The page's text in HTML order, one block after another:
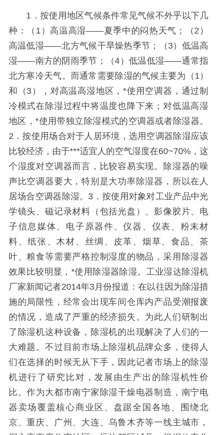
1．按使用地区气候条件常见气候不外乎以下几
种：（1）高温高湿——夏季中的闷热天气；（2）
高温低湿——北方气候干旱燥热季节；（3）低温高
湿——南方的阴雨季节；（4）低温低湿——通常指
北方寒冷天气。而通常需要除湿的气候主要为（1）
和（3），对高温高湿地区，*使用空调器，通过制
冷模式在除湿过程中将温度也降下来；对低温高湿
地区，*使用带独立除湿模式的空调器或者除湿器。
2．按使用场合对于人居环境，选用空调器除湿应该
比较经济，由于***适宜人的空气湿度在60~70%，这
个湿度对空调器而言，比较容易实现。除湿器的噪
声比空调器要大，特别是大功率除湿器，所以在人
居场合空调器除湿。3．按使用对象对工业产品中光
学镜头、磁记录材料（包括光盘）、影像胶片、电
子信息媒体、电子原器件、仪器、仪表、粉末材
料、纸张、木材、丝绸、皮革、烟草、食品、茶
叶、粮食等需要严格控制湿度的物品，采用除湿器
效果比较明显，*使用除湿器除湿。工业湿达除湿机
厂家新闻记者2014年3月份报道：在以往因为除湿措
施的局限性，经常会出现车间仓库内产品受潮报废
的情况，造成了严重的经济损失。为此人们研制出
了除湿机这种设备，除湿机的出现解决了人们的一
大难题。不过目前市场上除湿机品牌众多，使得人
们在选择的时候无从下手，因此记者市场上的除湿
机进行了研究比对，发展由生产出的除湿机性价
比。作为大都市南宁家除湿干燥电器制造，南宁电
器卖场覆盖核心商业区、盘踞全国各地、围绕北
京、重庆、广州、大连、乌鲁木齐等一线主城市，